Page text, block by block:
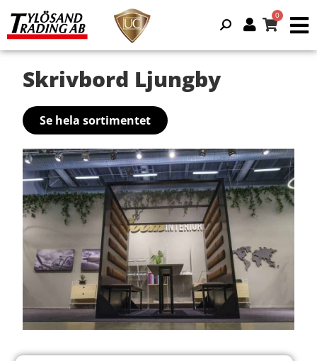
Skrivbord Ljungby
Se hela sortimentet